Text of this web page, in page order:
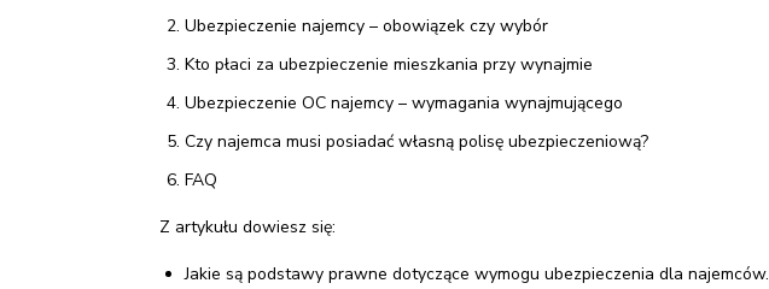
Ubezpieczenie najemcy – obowiązek czy wybór
Kto płaci za ubezpieczenie mieszkania przy wynajmie
Ubezpieczenie OC najemcy – wymagania wynajmującego
Czy najemca musi posiadać własną polisę ubezpieczeniową?
FAQ
Z artykułu dowiesz się:
Jakie są podstawy prawne dotyczące wymogu ubezpieczenia dla najemców.